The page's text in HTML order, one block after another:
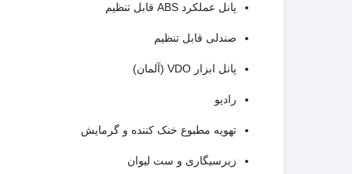
پانل عملکرد ABS قابل تنظیم
صندلی قابل تنظیم
پانل ابزار VDO (آلمان)
رادیو
تهویه مطبوع خنک کننده و گرمایش
زیرسیگاری و ست لیوان